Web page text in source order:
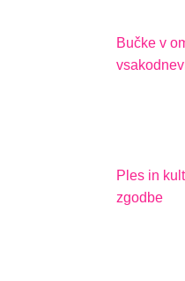
Bučke v
Ples in
zgodbe